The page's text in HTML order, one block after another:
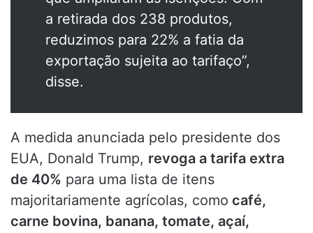
a retirada dos 238 produtos,
reduzimos para 22% a fatia da
exportação sujeita ao tarifaço”,
disse.
A medida anunciada pelo presidente dos
EUA, Donald Trump, revoga a tarifa extra
de 40% para uma lista de itens
majoritariamente agrícolas, como café,
carne bovina, banana, tomate, açaí,